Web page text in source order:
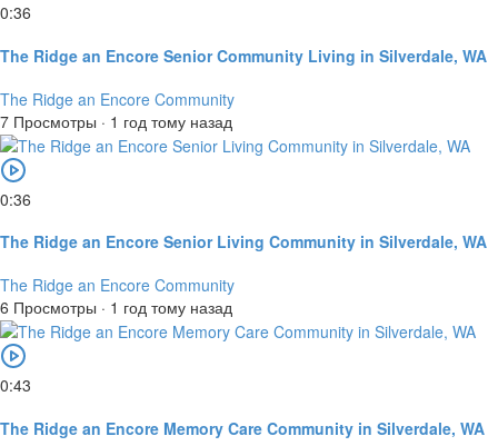
0:36
The Ridge an Encore Senior Community Living in Silverdale, WA
The Ridge an Encore Community
7 Просмотры · 1 год тому назад
0:36
The Ridge an Encore Senior Living Community in Silverdale, WA
The Ridge an Encore Community
6 Просмотры · 1 год тому назад
0:43
The Ridge an Encore Memory Care Community in Silverdale, WA